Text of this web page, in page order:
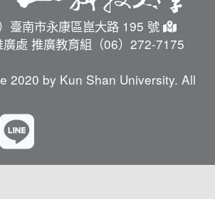
臺南市永康區崑大路 195 號
處 推廣教育組（06）272-7175
2020 by Kun Shan University. All